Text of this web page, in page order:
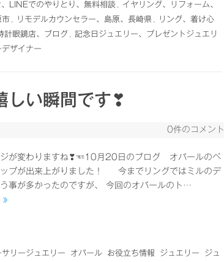
、LINEでのやりとり、無料相談
イヤリング、リフォーム、
市 リモデルカウンセラー、島原、長崎県
リング、着け心
計眼鏡店、ブログ
記念日ジュエリー、プレゼントジュエリ
ザイナー
しい瞬間です❣
0件のコメント
ジが変わりますね❣☜10月20日のブログ オパールのペ
ップが出来上がりました！ 今までリングではミルのデ
事が多かったのですが、 今回のオパールのト…
»
サリージュエリー オパール お役立ち情報 ジュエリー
ジュ